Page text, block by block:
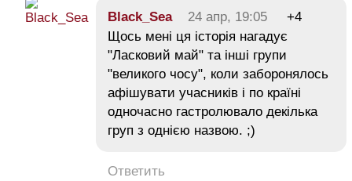
Black_Sea 24 апр, 19:05
+4
Щось мені ця історія нагадує
"Ласковий май" та інші групи
"великого чосу", коли заборонялось
афішувати учасників і по країні
одночасно гастролювало декілька
груп з однією назвою. ;)
Ответить